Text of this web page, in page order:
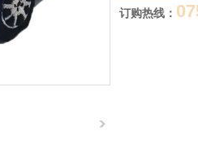
订购热线：